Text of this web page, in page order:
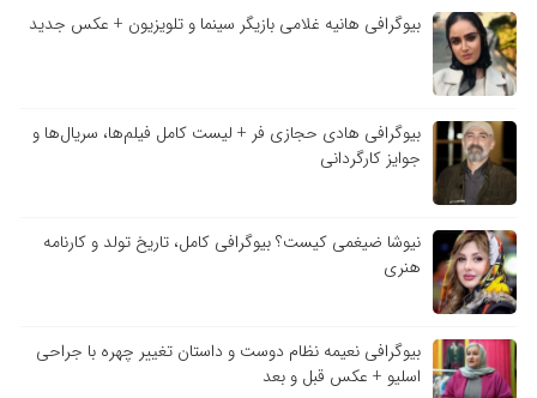
بیوگرافی هانیه غلامی بازیگر سینما و تلویزیون + عکس جدید
بیوگرافی هادی حجازی فر + لیست کامل فیلم‌ها، سریال‌ها و
جوایز کارگردانی
نیوشا ضیغمی کیست؟ بیوگرافی کامل، تاریخ تولد و کارنامه
هنری
بیوگرافی نعیمه نظام دوست و داستان تغییر چهره با جراحی
اسلیو + عکس قبل و بعد